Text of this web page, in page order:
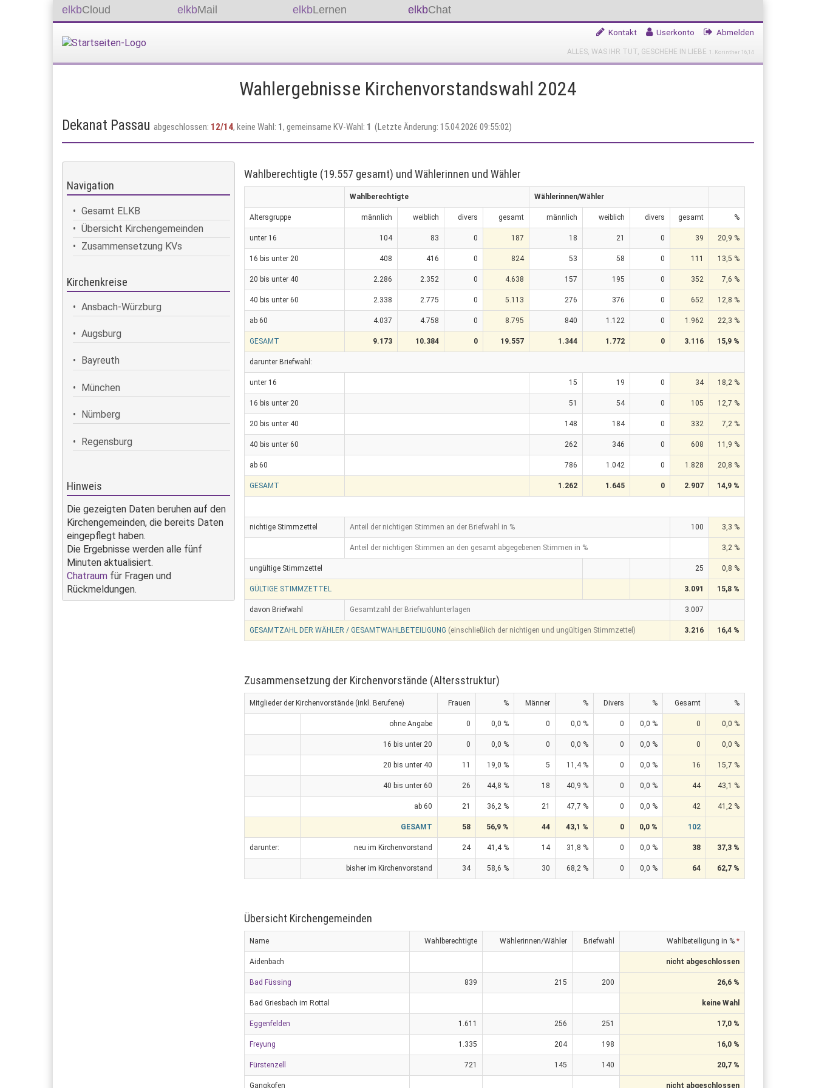
elkbCloud elkbMail elkbLernen elkbChat
Kontakt Userkonto Abmelden
ALLES, WAS IHR TUT, GESCHEHE IN LIEBE 1. Korinther 16,14
Wahlergebnisse Kirchenvorstandswahl 2024
Dekanat Passau abgeschlossen: 12/14, keine Wahl: 1 , gemeinsame KV-Wahl: 1 (Letzte Änderung: 15.04.2026 09:55:02)
Navigation
Gesamt ELKB
Übersicht Kirchengemeinden
Zusammensetzung KVs
Kirchenkreise
Ansbach-Würzburg
Augsburg
Bayreuth
München
Nürnberg
Regensburg
Hinweis
Die gezeigten Daten beruhen auf den
Kirchengemeinden, die bereits Daten
eingepflegt haben.
Die Ergebnisse werden alle fünf
Minuten aktualisiert.
Chatraum für Fragen und
Rückmeldungen.
Wahlberechtigte (19.557 gesamt) und Wählerinnen und Wähler
Wahlberechtigte Wählerinnen/Wähler
Altersgruppe männlich weiblich divers gesamt männlich weiblich divers gesamt %
unter 16 104 83 0 187 18 21 0 39 20,9 %
16 bis unter 20 408 416 0 824 53 58 0 111 13,5 %
20 bis unter 40 2.286 2.352 0 4.638 157 195 0 352 7,6 %
40 bis unter 60 2.338 2.775 0 5.113 276 376 0 652 12,8 %
ab 60 4.037 4.758 0 8.795 840 1.122 0 1.962 22,3 %
GESAMT 9.173 10.384 0 19.557 1.344 1.772 0 3.116 15,9 %
darunter Briefwahl:
unter 16 15 19 0 34 18,2 %
16 bis unter 20 51 54 0 105 12,7 %
20 bis unter 40 148 184 0 332 7,2 %
40 bis unter 60 262 346 0 608 11,9 %
ab 60 786 1.042 0 1.828 20,8 %
GESAMT 1.262 1.645 0 2.907 14,9 %
nichtige Stimmzettel Anteil der nichtigen Stimmen an der Briefwahl in % 100 3,3 %
Anteil der nichtigen Stimmen an den gesamt abgegebenen Stimmen in % 3,2 %
ungültige Stimmzettel 25 0,8 %
GÜLTIGE STIMMZETTEL 3.091 15,8 %
davon Briefwahl Gesamtzahl der Briefwahlunterlagen 3.007
GESAMTZAHL DER WÄHLER / GESAMTWAHLBETEILIGUNG (einschließlich der nichtigen und ungültigen Stimmzettel) 3.216 16,4 %
Zusammensetzung der Kirchenvorstände (Altersstruktur)
Mitglieder der Kirchenvorstände (inkl. Berufene) Frauen % Männer % Divers % Gesamt %
ohne Angabe 0 0,0 % 0 0,0 % 0 0,0 % 0 0,0 %
16 bis unter 20 0 0,0 % 0 0,0 % 0 0,0 % 0 0,0 %
20 bis unter 40 11 19,0 % 5 11,4 % 0 0,0 % 16 15,7 %
40 bis unter 60 26 44,8 % 18 40,9 % 0 0,0 % 44 43,1 %
ab 60 21 36,2 % 21 47,7 % 0 0,0 % 42 41,2 %
GESAMT 58 56,9 % 44 43,1 % 0 0,0 % 102
darunter: neu im Kirchenvorstand 24 41,4 % 14 31,8 % 0 0,0 % 38 37,3 %
bisher im Kirchenvorstand 34 58,6 % 30 68,2 % 0 0,0 % 64 62,7 %
Übersicht Kirchengemeinden
Name Wahlberechtigte Wählerinnen/Wähler Briefwahl Wahlbeteiligung in % *
Aidenbach nicht abgeschlossen
Bad Füssing 839 215 200 26,6 %
Bad Griesbach im Rottal keine Wahl
Eggenfelden 1.611 256 251 17,0 %
Freyung 1.335 204 198 16,0 %
Fürstenzell 721 145 140 20,7 %
Gangkofen nicht abgeschlossen